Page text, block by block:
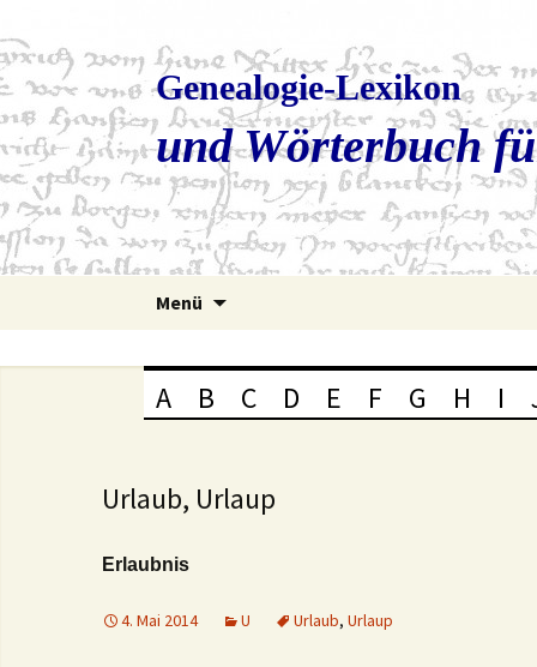
Genealogie-Lexikon
und Wörterbuch
Menü
A B C D E F G H I
Urlaub, Urlaup
Erlaubnis
4. Mai 2014 U Urlaub, Urlaup